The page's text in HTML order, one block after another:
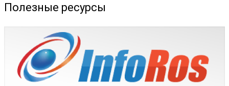
Полезные ресурсы